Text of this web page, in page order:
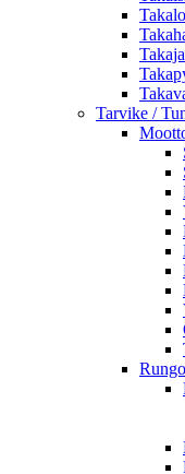
Tarvike /